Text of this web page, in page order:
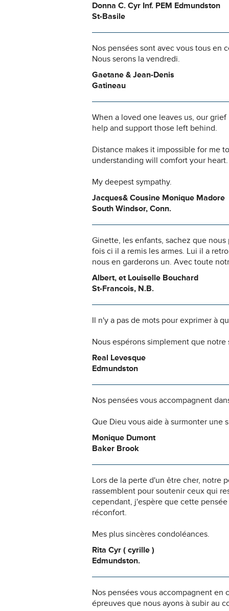
Donna C. Cyr Inf. PEM Edmundston
St-Basile
Nos pensées sont avec vous tous en
Nous serons la vendredi.
Gaetane & Jean-Denis
Gatineau
When a loved one leaves us, our
help and support those left behind.
Distance makes it impossible for me
understanding will comfort your heart.
My deepest sympathy.
Jacques& Cousine Monique Madore
South Windsor, Conn.
Ginette, les enfants, sachez que
fois ci il a remis les armes. Lui il a
nous en garderons un. Avec toute
Albert, et Louiselle Bouchard
St-Francois, N.B.
Il n'y a pas de mots pour exprimer à
Nous espérons simplement que
Real Levesque
Edmundston
Nos pensées vous accompagnent
Que Dieu vous aide à surmonter une
Monique Dumont
Baker Brook
Lors de la perte d'un être cher, notre
rassemblent pour soutenir ceux qui
cependant, j'espère que cette
réconfort.
Mes plus sincères condoléances.
Rita Cyr ( cyrille )
Edmundston.
Nos pensées vous accompagnent en
épreuves que nous ayons à subir au